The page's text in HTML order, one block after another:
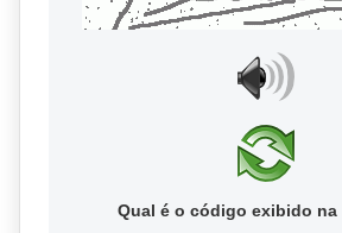
Qual é o código exibido na